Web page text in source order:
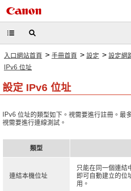
入口網站首頁 > 手冊首頁 > 設定 > 設定網
IPv6 位址
設定 IPv6 位址
IPv6 位址的類型如下。視需要進行註冊。最
視需要進行連線測試。
類型
連結本機位址
只能在同一個連結
即可自動建立的位
用。